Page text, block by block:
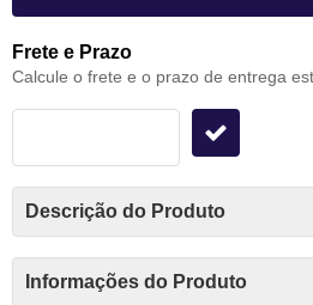
Frete e Prazo
Calcule o frete e o prazo de entrega
Descrição do Produto
Informações do Produto